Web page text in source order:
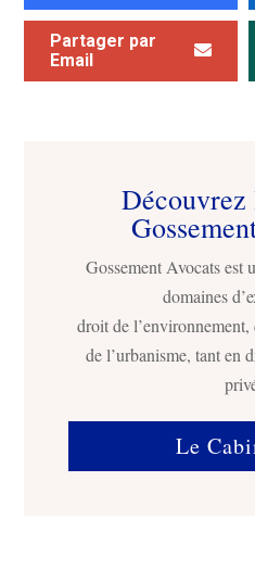
Partager par
Email
Gossement Avocats est
domaines
droit de
de l’urbanisme, tant en
Le